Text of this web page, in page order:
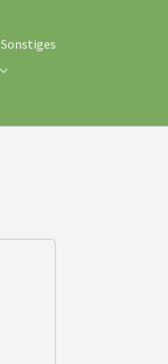
Sonstiges
Submenu for "Sonstiges"